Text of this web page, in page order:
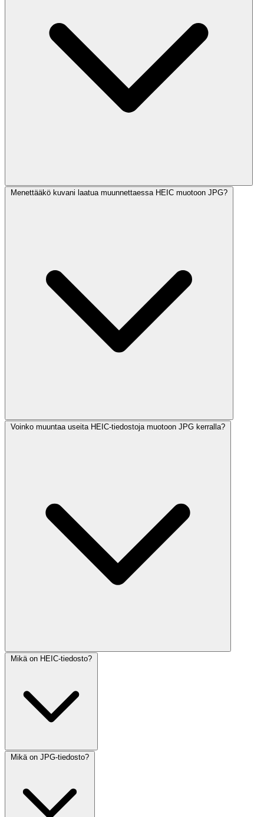
Menettääkö kuvani laatua muunnettaessa HEIC muotoon JPG?
Voinko muuntaa useita HEIC-tiedostoja muotoon JPG kerralla?
Mikä on HEIC-tiedosto?
Mikä on JPG-tiedosto?